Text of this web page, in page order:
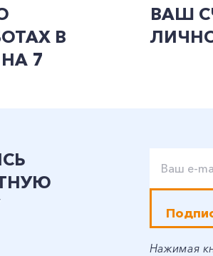
В
7
ВАШ
Ваш e-
Нажимая